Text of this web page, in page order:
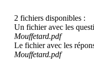
2 fichiers disponibles :
Un fichier avec les
Mouffetard.pdf
Le fichier avec les
Mouffetard.pdf